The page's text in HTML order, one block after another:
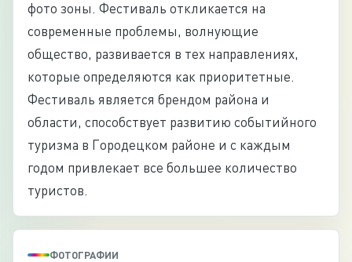
фото зоны. Фестиваль откликается на
современные проблемы, волнующие
общество, развивается в тех направлениях,
которые определяются как приоритетные.
Фестиваль является брендом района и
области, способствует развитию событийного
туризма в Городецком районе и с каждым
годом привлекает все большее количество
туристов.
ФОТОГРАФИИ